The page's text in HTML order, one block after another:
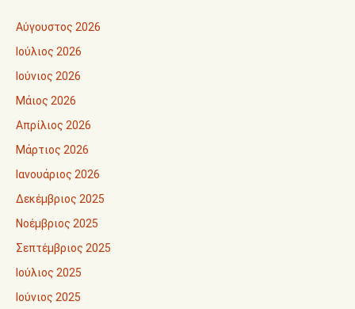
Αύγουστος 2026
Ιούλιος 2026
Ιούνιος 2026
Μάιος 2026
Απρίλιος 2026
Μάρτιος 2026
Ιανουάριος 2026
Δεκέμβριος 2025
Νοέμβριος 2025
Σεπτέμβριος 2025
Ιούλιος 2025
Ιούνιος 2025